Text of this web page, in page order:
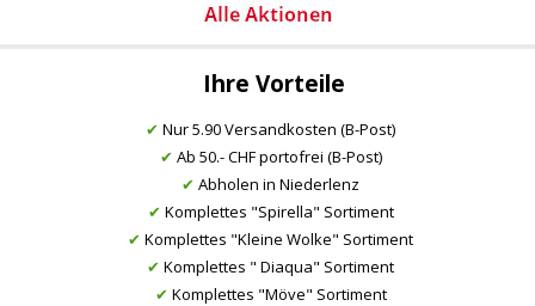
Ihre Vorteile
✔ Nur 5.90 Versandkosten (B-Post)
✔ Ab 50.- CHF portofrei (B-Post)
✔ Abholen in Niederlenz
✔ Komplettes "Spirella" Sortiment
✔ Komplettes "Kleine Wolke" Sortiment
✔ Komplettes " Diaqua" Sortiment
✔ Komplettes "Möve" Sortiment